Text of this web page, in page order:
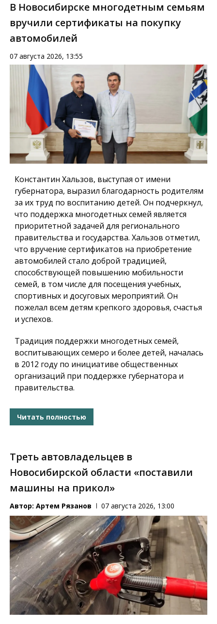
В Новосибирске многодетным семьям
вручили сертификаты на покупку
автомобилей
07 августа 2026, 13:55
Константин Хальзов, выступая от имени
губернатора, выразил благодарность родителям
за их труд по воспитанию детей. Он подчеркнул,
что поддержка многодетных семей является
приоритетной задачей для регионального
правительства и государства. Хальзов отметил,
что вручение сертификатов на приобретение
автомобилей стало доброй традицией,
способствующей повышению мобильности
семей, в том числе для посещения учебных,
спортивных и досуговых мероприятий. Он
пожелал всем детям крепкого здоровья, счастья
и успехов.
Традиция поддержки многодетных семей,
воспитывающих семеро и более детей, началась
в 2012 году по инициативе общественных
организаций при поддержке губернатора и
правительства.
Читать полностью
Треть автовладельцев в
Новосибирской области «поставили
машины на прикол»
Автор: Артем Рязанов 07 августа 2026, 13:00